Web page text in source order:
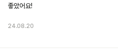
좋았어요!
24.08.20